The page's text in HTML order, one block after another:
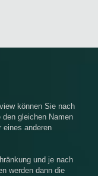
können Sie nach
gleichen Namen
eines anderen
und je nach
werden dann die